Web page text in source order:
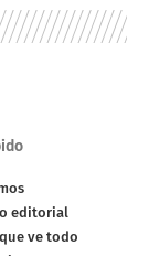
editorial
ve todo